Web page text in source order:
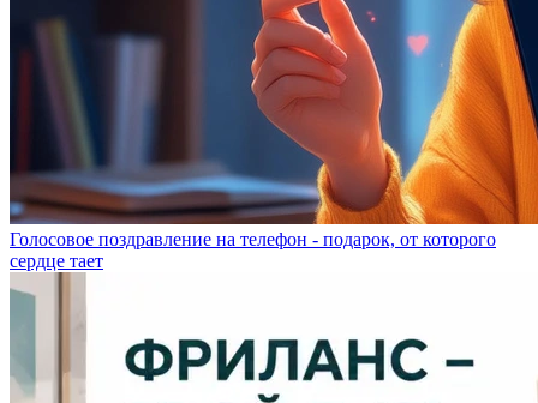
Голосовое поздравление на телефон - подарок, от которого
сердце тает